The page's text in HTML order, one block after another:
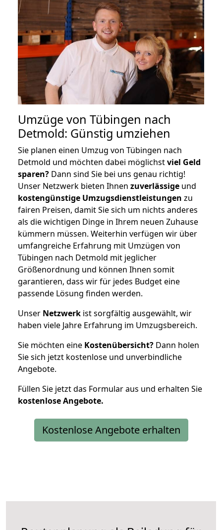
Umzüge von Tübingen nach
Detmold: Günstig umziehen
Sie planen einen Umzug von Tübingen nach
Detmold und möchten dabei möglichstviel Geld
sparen? Dann sind Sie bei uns genau richtig!
Unser Netzwerk bieten Ihnen zuverlässige und
kostengünstige Umzugsdienstleistungen zu
fairen Preisen, damit Sie sich um nichts anderes
als die wichtigen Dinge in Ihrem neuen Zuhause
kümmern müssen. Weiterhin verfügen wir über
umfangreiche Erfahrung mit Umzügen von
Tübingen nach Detmold mit jeglicher
Größenordnung und können Ihnen somit
garantieren, dass wir für jedes Budget eine
passende Lösung finden werden.
Unser Netzwerk ist sorgfältig ausgewählt, wir
haben viele Jahre Erfahrung im Umzugsbereich.
Sie möchten eine Kostenübersicht? Dann holen
Sie sich jetzt kostenlose und unverbindliche
Angebote.
Füllen Sie jetzt das Formular aus und erhalten Sie
kostenloseAngebote.
Kostenlose Angebote erhalten